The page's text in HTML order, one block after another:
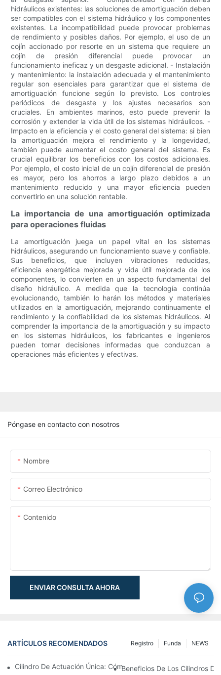
hidráulicos existentes: las soluciones de amortiguación deben
ser compatibles con el sistema hidráulico y los componentes
existentes. La incompatibilidad puede provocar problemas
de rendimiento y posibles daños. Por ejemplo, el uso de un
cojín accionado por resorte en un sistema que requiere un
cojín de presión diferencial puede provocar un
funcionamiento ineficaz y un desgaste adicional. - Instalación
y mantenimiento: la instalación adecuada y el mantenimiento
regular son esenciales para garantizar que el sistema de
amortiguación funcione según lo previsto. Los controles
periódicos de desgaste y los ajustes necesarios son
cruciales. En ambientes marinos, esto puede prevenir la
corrosión y extender la vida útil de los sistemas hidráulicos. -
Impacto en la eficiencia y el costo general del sistema: si bien
la amortiguación mejora el rendimiento y la longevidad,
también puede aumentar el costo general del sistema. Es
crucial equilibrar los beneficios con los costos adicionales.
Por ejemplo, el costo inicial de un cojín diferencial de presión
es mayor, pero los ahorros a largo plazo debidos a un
mantenimiento reducido y una mayor eficiencia pueden
convertirlo en una solución rentable.
La importancia de una amortiguación optimizada
para operaciones fluidas
La amortiguación juega un papel vital en los sistemas
hidráulicos, asegurando un funcionamiento suave y confiable.
Sus beneficios, que incluyen vibraciones reducidas,
eficiencia energética mejorada y vida útil mejorada de los
componentes, lo convierten en un aspecto fundamental del
diseño hidráulico. A medida que la tecnología continúa
evolucionando, también lo harán los métodos y materiales
utilizados en la amortiguación, mejorando continuamente el
rendimiento y la confiabilidad de los sistemas hidráulicos. Al
comprender la importancia de la amortiguación y su impacto
en los sistemas hidráulicos, los fabricantes e ingenieros
pueden tomar decisiones informadas que conduzcan a
operaciones más eficientes y efectivas.
Póngase en contacto con nosotros
Nombre
Correo Electrónico
Contenido
ENVIAR CONSULTA AHORA
ARTÍCULOS RECOMENDADOS NEWS
Funda
Registro
Cilindro De Actuación Única: Cómo Funciona & Aplicaciones
Beneficios De Los Cilindros